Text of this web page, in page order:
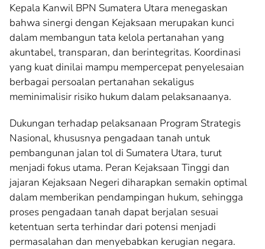
Kepala Kanwil BPN Sumatera Utara menegaskan
bahwa sinergi dengan Kejaksaan merupakan kunci
dalam membangun tata kelola pertanahan yang
akuntabel, transparan, dan berintegritas. Koordinasi
yang kuat dinilai mampu mempercepat penyelesaian
berbagai persoalan pertanahan sekaligus
meminimalisir risiko hukum dalam pelaksanaanya.
Dukungan terhadap pelaksanaan Program Strategis
Nasional, khususnya pengadaan tanah untuk
pembangunan jalan tol di Sumatera Utara, turut
menjadi fokus utama. Peran Kejaksaan Tinggi dan
jajaran Kejaksaan Negeri diharapkan semakin optimal
dalam memberikan pendampingan hukum, sehingga
proses pengadaan tanah dapat berjalan sesuai
ketentuan serta terhindar dari potensi menjadi
permasalahan dan menyebabkan kerugian negara.